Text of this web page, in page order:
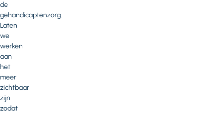
de
gehandicaptenzorg.
Laten
we
werken
aan
het
meer
zichtbaar
zijn
zodat